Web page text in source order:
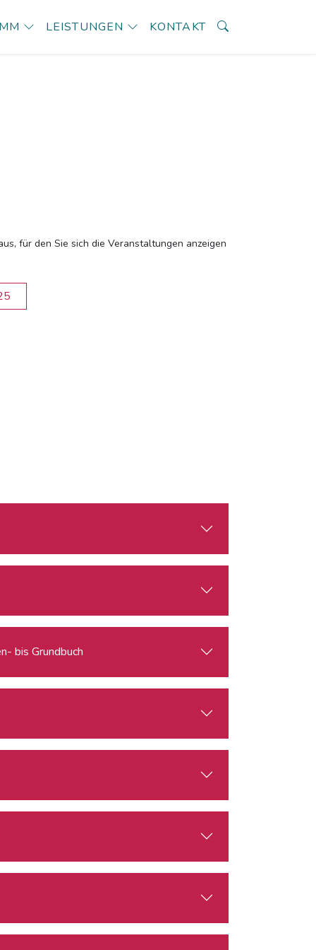
LEISTUNGEN KONTAKT
für den Sie sich die Veranstaltungen anzeigen
bis Grundbuch